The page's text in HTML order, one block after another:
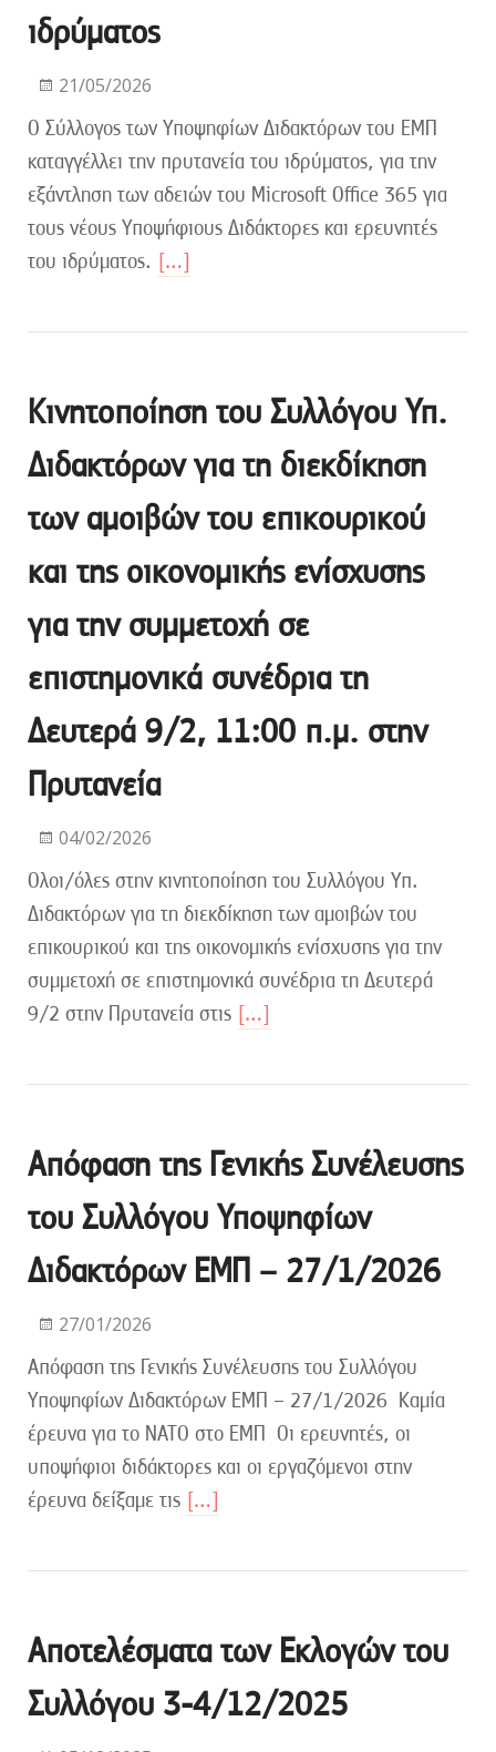
ιδρύματος
21/05/2026
Ο Σύλλογος των Υποψηφίων Διδακτόρων του ΕΜΠ
καταγγέλλει την πρυτανεία του ιδρύματος, για την
εξάντληση των αδειών του Microsoft Office 365 για
τους νέους Υποψήφιους Διδάκτορες και ερευνητές
του ιδρύματος. […]
Κινητοποίηση του Συλλόγου Υπ.
Διδακτόρων για τη διεκδίκηση
των αμοιβών του επικουρικού
και της οικονομικής ενίσχυσης
για την συμμετοχή σε
επιστημονικά συνέδρια τη
Δευτερά 9/2, 11:00 π.μ. στην
Πρυτανεία
04/02/2026
Όλοι/όλες στην κινητοποίηση του Συλλόγου Υπ.
Διδακτόρων για τη διεκδίκηση των αμοιβών του
επικουρικού και της οικονομικής ενίσχυσης για την
συμμετοχή σε επιστημονικά συνέδρια τη Δευτερά
9/2 στην Πρυτανεία στις […]
Απόφαση της Γενικής Συνέλευσης
του Συλλόγου Υποψηφίων
Διδακτόρων ΕΜΠ – 27/1/2026
27/01/2026
Απόφαση της Γενικής Συνέλευσης του Συλλόγου
Υποψηφίων Διδακτόρων ΕΜΠ – 27/1/2026 Καμία
έρευνα για το ΝΑΤΟ στο ΕΜΠ Οι ερευνητές, οι
υποψήφιοι διδάκτορες και οι εργαζόμενοι στην
έρευνα δείξαμε τις […]
Αποτελέσματα των Εκλογών του
Συλλόγου 3-4/12/2025